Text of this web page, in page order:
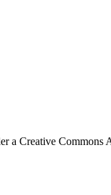
a Creative Commons